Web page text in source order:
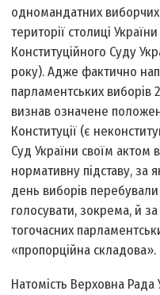
одномандатних виборчих
території столиці
Конституційного Суду
року). Адже фактично
парламентських виборів
визнав означене
Конституції (є
Суд України своїм актом
нормативну підставу, за
день виборів
голосувати, зокрема, й
тогочасних
«пропорційна складова».
Натомість Верховна Рада